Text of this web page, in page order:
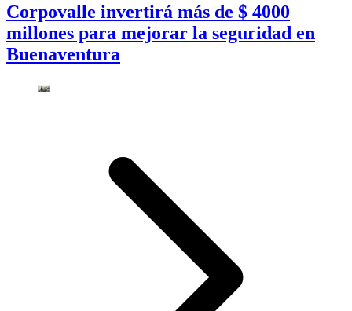
Corpovalle invertirá más de $ 4000
millones para mejorar la seguridad en
Buenaventura